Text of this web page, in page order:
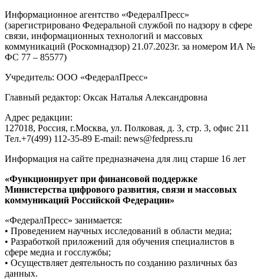
Информационное агентство «ФедералПресс»
(зарегистрировано Федеральной службой по надзору в сфере
связи, информационных технологий и массовых
коммуникаций (Роскомнадзор) 21.07.2023г. за номером ИА №
ФС 77 – 85577)
Учредитель: ООО «ФедералПресс»
Главный редактор: Оксак Наталья Александровна
Адрес редакции:
127018, Россия, г.Москва, ул. Полковая, д. 3, стр. 3, офис 211
Тел.+7(499) 112-35-89 E-mail: news@fedpress.ru
Информация на сайте предназначена для лиц старше 16 лет
«Функционирует при финансовой поддержке
Министерства цифрового развития, связи и массовых
коммуникаций Российской Федерации»
«ФедералПресс» занимается:
• Проведением научных исследований в области медиа;
• Разработкой приложений для обучения специалистов в
сфере медиа и госслужбы;
• Осуществляет деятельность по созданию различных баз
данных.